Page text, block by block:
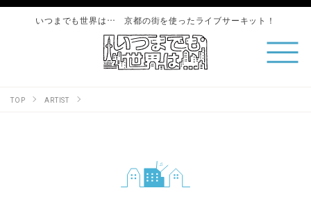
いつまでも世界は… 京都の街を使ったライブサーキット！
TOP ARTIST